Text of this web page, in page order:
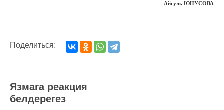
Айгуль ЮНУСОВА
Поделиться:
Язмага реакция
белдерегез